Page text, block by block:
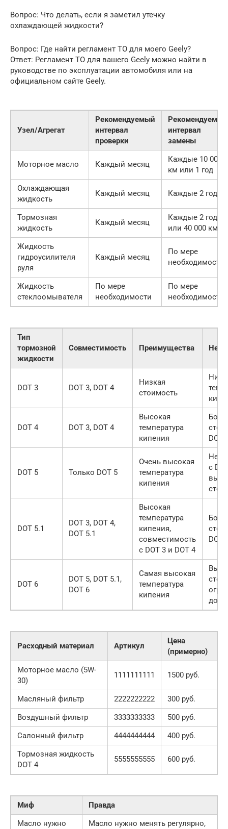
Вопрос: Что делать, если я заметил утечку
охлаждающей жидкости?
Вопрос: Где найти регламент ТО для моего Geely?
Ответ: Регламент ТО для вашего Geely можно найти в
руководстве по эксплуатации автомобиля или на
официальном сайте Geely.
Узел/Агрегат
Рекомендуемый
интервал
проверки
Рекомендуемый
интервал
замены
Моторное масло Каждый месяц
Каждые 10 000
км или 1 год
Охлаждающая
жидкость
Каждый месяц Каждые 2 года
Тормозная
жидкость
Каждый месяц
Каждые 2 года
или 40 000 км
Жидкость
гидроусилителя
руля
Каждый месяц
По мере
необходимости
Жидкость
стеклоомывателя
По мере
необходимости
По мере
необходимости
Тип
тормозной
жидкости
Совместимость Преимущества
DOT 3 DOT 3, DOT 4
Низкая
стоимость
DOT 4 DOT 3, DOT 4
Высокая
температура
кипения
DOT
DOT 5 Только DOT 5
Очень высокая
температура
кипения
с
DOT 5.1
DOT 3, DOT 4,
DOT 5.1
Высокая
температура
кипения,
совместимость
с DOT 3 и DOT 4
DOT
DOT 6
DOT 5, DOT 5.1,
DOT 6
Самая высокая
температура
кипения
Расходный материал Артикул
Цена
(примерно)
Моторное масло (5W-
30)
1111111111 1500 руб.
Масляный фильтр 2222222222
300 руб.
Воздушный фильтр
3333333333
500 руб.
Салонный фильтр
4444444444
400 руб.
Тормозная жидкость
DOT 4
5555555555 600 руб.
Миф
Правда
Масло нужно
Масло нужно менять регулярно,